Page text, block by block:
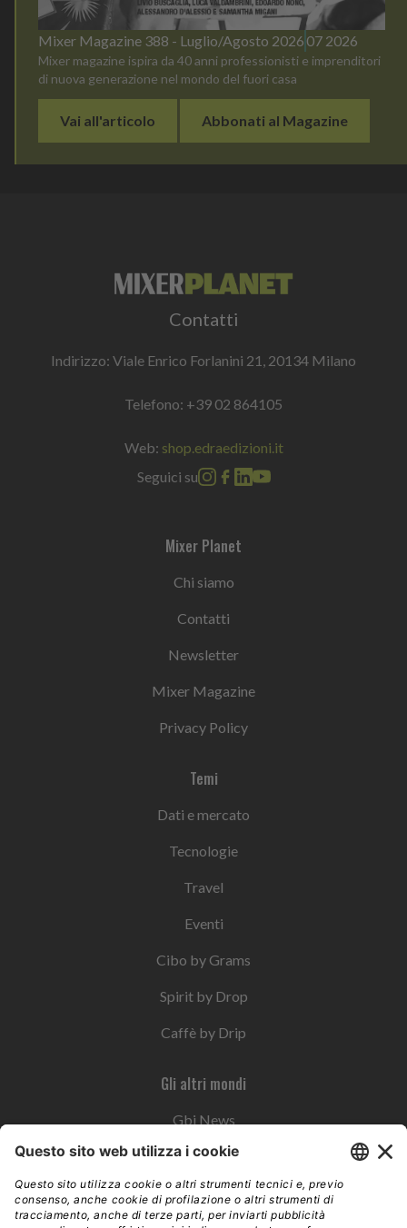
Mixer Magazine 388 - Luglio/Agosto 2026 07 2026
Mixer magazine ispira da 40 anni professionisti e imprenditori
di nuova generazione nel mondo del fuori casa
Vai all'articolo Abbonati al Magazine
Contatti
Indirizzo: Viale Enrico Forlanini 21, 20134 Milano
Telefono: +39 02 864105
Web: shop.edraedizioni.it
Seguici su
Mixer Planet
Chi siamo
Contatti
Newsletter
Mixer Magazine
Privacy Policy
Temi
Dati e mercato
Tecnologie
Travel
Eventi
Cibo by Grams
Spirit by Drop
Caffè by Drip
Gli altri mondi
Gbi News
Instoremag
Esplora il gruppo